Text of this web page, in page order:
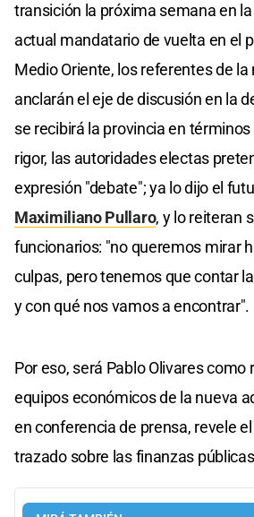
transición la próxima semana en la
actual mandatario de vuelta en el
Medio Oriente, los referentes de
anclarán el eje de discusión en la
se recibirá la provincia en
rigor, las autoridades electas
expresión "debate"; ya lo dijo el
Maximiliano Pullaro, y lo reiteran
funcionarios: "no queremos mirar
culpas, pero tenemos que contar
y con qué nos vamos a encontrar".
Por eso, será Pablo Olivares como
equipos económicos de la nueva
en conferencia de prensa, revele
trazado sobre las finanzas